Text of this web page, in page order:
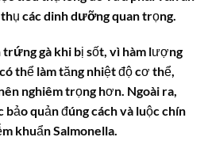
cácdinh dưỡngquan trọng.
trứng gà khi bị sốt, vì hàm lượng
thể làm tăng nhiệt độ cơ thể,
nghiêm trọng hơn. Ngoài ra,
quản đúng cách và luộc chín
khuẩn Salmonella.